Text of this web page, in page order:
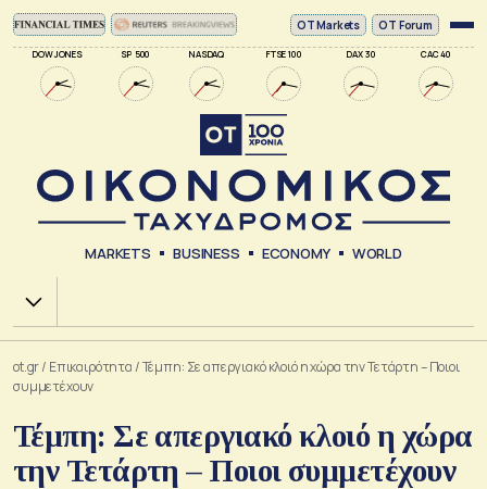
DOW JONES SP 500 NASDAQ FTSE 100 DAX 30 CAC 40
ΟΤ Markets OT Forum
MARKETS BUSINESS ECONOMY WORLD
Χ.Α.
ot.gr/ Επικαιρότητα /Τέμπη: Σε απεργιακό κλοιό η χώρα την Τετάρτη – Ποιοι
συμμετέχουν
Τέμπη: Σε απεργιακό κλοιό η χώρα
την Τετάρτη – Ποιοι συμμετέχουν